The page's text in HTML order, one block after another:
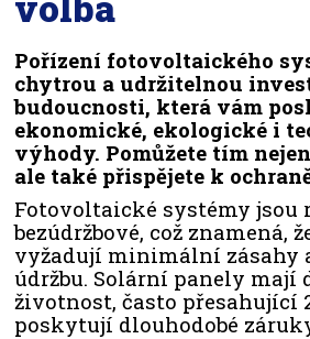
Pořízení fotovoltaického
chytrou a udržitelnou
budoucnosti, která vám
ekonomické, ekologické i
výhody. Pomůžete tím
ale také přispějete k
Fotovoltaické systémy jsou
bezúdržbové, což znamená,
vyžadují minimální zásahy
údržbu. Solární panely mají
životnost, často přesahující
poskytují dlouhodobé